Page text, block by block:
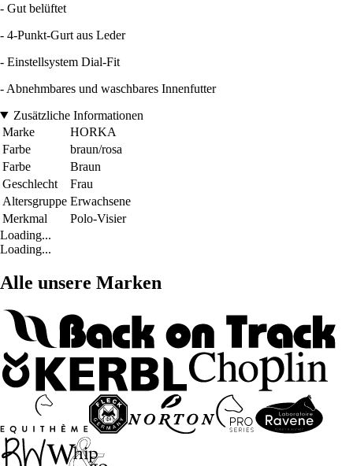
- Gut belüftet
- 4-Punkt-Gurt aus Leder
- Einstellsystem Dial-Fit
- Abnehmbares und waschbares Innenfutter
Zusätzliche Informationen
Marke
HORKA
Farbe
braun/rosa
Farbe
Braun
Geschlecht
Frau
Altersgruppe Erwachsene
Merkmal
Polo-Visier
Loading...
Loading...
Alle unsere Marken